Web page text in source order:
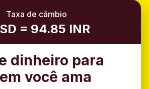
Taxa de câmbio
= 94.85 INR
dinheiro para
você ama